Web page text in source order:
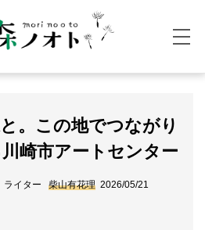
。この地でつながり
崎市アートセンター
ライター 柴山有花理 2026/05/21